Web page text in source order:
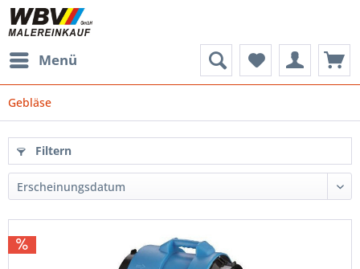
Menü
Gebläse
Filtern